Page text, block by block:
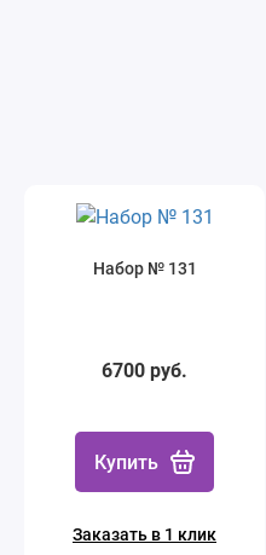
Набор № 131
6700 руб.
Купить
Заказать в 1 клик